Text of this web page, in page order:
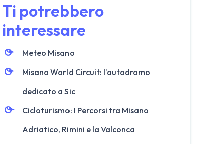
Ti potrebbero
interessare
Meteo Misano
Misano World Circuit: l’autodromo
dedicato a Sic
Cicloturismo: I Percorsi tra Misano
Adriatico, Rimini e la Valconca